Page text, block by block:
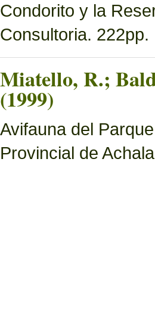
Condorito y la
Consultoria. 222pp.
Miatello, R.;
(1999)
Avifauna del
Provincial de